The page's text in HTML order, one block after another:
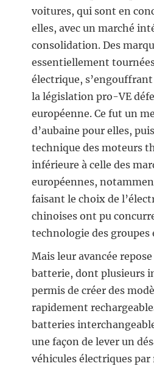
voitures, qui sont en
elles, avec un marché
consolidation. Des
essentiellement
électrique,
la législation pro-VE
européenne. Ce fut un
d’aubaine pour elles,
technique des moteurs
inférieure à celle des
européennes,
faisant le choix de
chinoises ont pu
technologie des groupes
Mais leur avancée
batterie, dont plusieurs
permis de créer des
rapidement
batteries
une façon de lever un
véhicules électriques